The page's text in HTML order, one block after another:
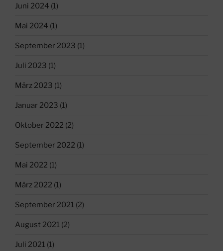
Juni 2024 (1)
Mai 2024 (1)
September 2023 (1)
Juli 2023 (1)
März 2023 (1)
Januar 2023 (1)
Oktober 2022 (2)
September 2022 (1)
Mai 2022 (1)
März 2022 (1)
September 2021 (2)
August 2021 (2)
Juli 2021 (1)